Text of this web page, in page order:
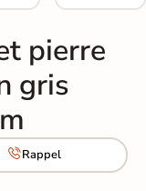
pierre
gris
Rappel